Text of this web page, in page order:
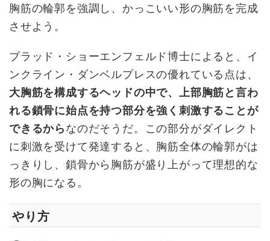
胸筋の輪郭を強調し、かっこいい形の胸筋を完成
させよう。
ブラッド・ショーエンフェルド博士によると、イ
ンクライン・ダンベルプレスの優れている点は、
大胸筋を構成するヘッドの中で、上部胸筋と言わ
れる鎖骨に始点を持つ部分を強く刺激することが
できるからなのだそうだ。この部分がダイレクト
に刺激を受けて発達すると、胸筋全体の輪郭がは
っきりし、鎖骨から胸筋が盛り上がって理想的な
形の胸になる。
やり方